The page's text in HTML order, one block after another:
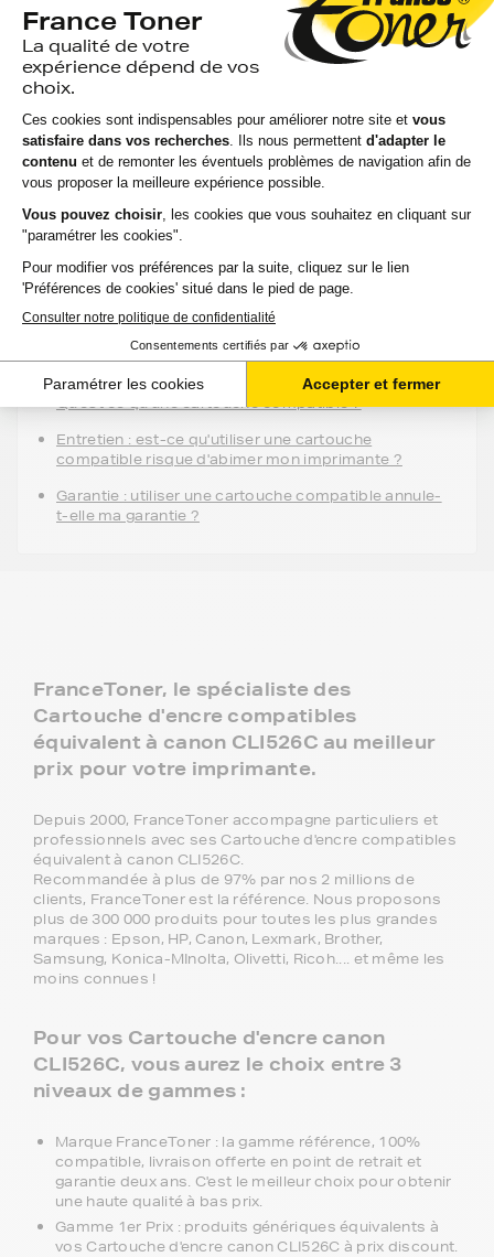
pages
- +
Ajouter au panier
Aide & conseils
Qu'est ce qu'une cartouche compatible ?
Entretien : est-ce qu'utiliser une cartouche
compatible risque d'abimer mon imprimante ?
Garantie : utiliser une cartouche compatible annule-
t-elle ma garantie ?
FranceToner, le spécialiste des
Cartouche d'encre compatibles
équivalent à canon CLI526C au meilleur
prix pour votre imprimante.
Depuis 2000, FranceToner accompagne particuliers et
professionnels avec ses Cartouche d'encre compatibles
équivalent à canon CLI526C.
Recommandée à plus de 97% par nos 2 millions de
clients, FranceToner est la référence. Nous proposons
plus de 300 000 produits pour toutes les plus grandes
marques : Epson, HP, Canon, Lexmark, Brother,
Samsung, Konica-MInolta, Olivetti, Ricoh.... et même les
moins connues !
Pour vos Cartouche d'encre canon
CLI526C, vous aurez le choix entre 3
niveaux de gammes :
Marque FranceToner : la gamme référence, 100%
compatible, livraison offerte en point de retrait et
garantie deux ans. C'est le meilleur choix pour obtenir
une haute qualité à bas prix.
Gamme 1er Prix : produits génériques équivalents à
vos Cartouche d'encre canon CLI526C à prix discount.